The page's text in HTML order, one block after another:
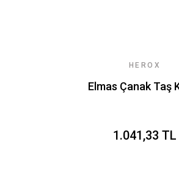
HEROX
Elmas Çanak Taş
1.041,33 TL